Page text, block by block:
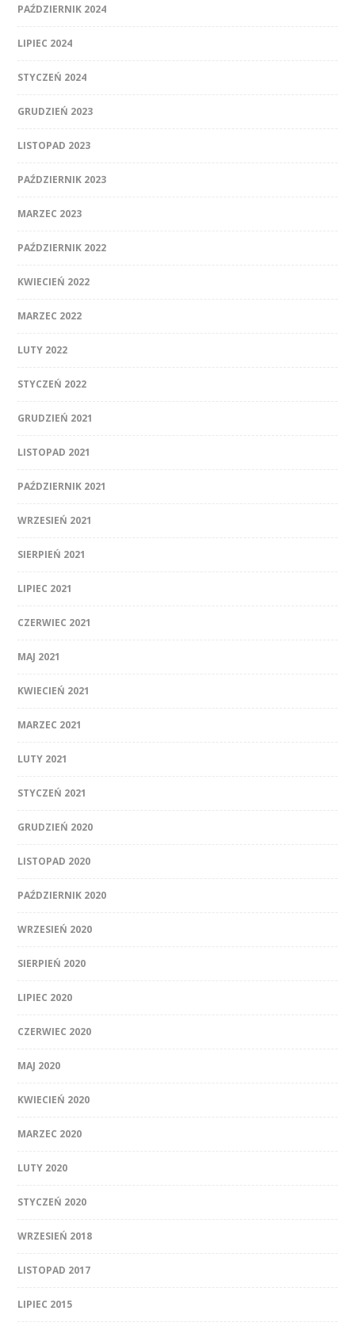
PAŹDZIERNIK 2024
LIPIEC 2024
STYCZEŃ 2024
GRUDZIEŃ 2023
LISTOPAD 2023
PAŹDZIERNIK 2023
MARZEC 2023
PAŹDZIERNIK 2022
KWIECIEŃ 2022
MARZEC 2022
LUTY 2022
STYCZEŃ 2022
GRUDZIEŃ 2021
LISTOPAD 2021
PAŹDZIERNIK 2021
WRZESIEŃ 2021
SIERPIEŃ 2021
LIPIEC 2021
CZERWIEC 2021
MAJ 2021
KWIECIEŃ 2021
MARZEC 2021
LUTY 2021
STYCZEŃ 2021
GRUDZIEŃ 2020
LISTOPAD 2020
PAŹDZIERNIK 2020
WRZESIEŃ 2020
SIERPIEŃ 2020
LIPIEC 2020
CZERWIEC 2020
MAJ 2020
KWIECIEŃ 2020
MARZEC 2020
LUTY 2020
STYCZEŃ 2020
WRZESIEŃ 2018
LISTOPAD 2017
LIPIEC 2015